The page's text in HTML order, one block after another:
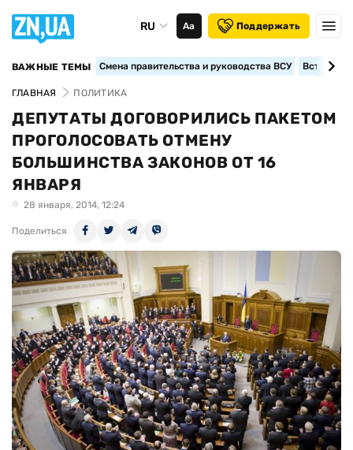
RU Аа Поддержать
ВАЖНЫЕ ТЕМЫ Смена правительства и руководства ВСУ
ГЛАВНАЯ ПОЛИТИКА
ДЕПУТАТЫ ДОГОВОРИЛИСЬ ПАКЕТОМ
ПРОГОЛОСОВАТЬ ОТМЕНУ
БОЛЬШИНСТВА ЗАКОНОВ ОТ 16
ЯНВАРЯ
28 января, 2014, 12:24
Поделиться